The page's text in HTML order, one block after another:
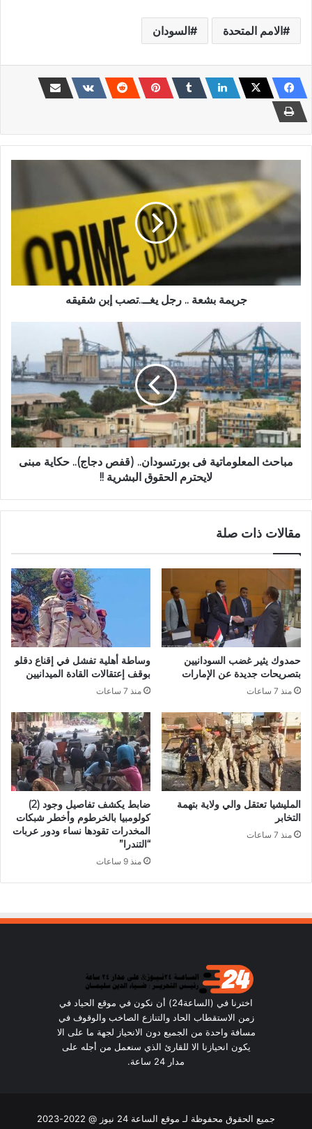
الامم المتحدة السودان
بشعة
..
رجل
يغــ..تصب
جريمة بشعة .. رجل يغــ..تصب إبن شقيقه
المعلوماتية
فى
بورتسودان..
(قفص
دجاج)..
حكاية
مبنى
لايحترم
الحقوق
مباحث المعلوماتية فى بورتسودان.. (قفص دجاج).. حكاية مبنى
لايحترم الحقوق البشرية !!
مقالات ذات صلة
حمدوك يثير غضب السودانيين
بتصريحات جديدة عن الإمارات
منذ 7 ساعات
وساطة أهلية تفشل في إقناع دقلو
بوقف إعتقالات القادة الميدانيين
منذ 7 ساعات
المليشيا تعتقل والي ولاية بتهمة
التخابر
منذ 7 ساعات
ضابط يكشف تفاصيل وجود (2)
كولومبيا بالخرطوم وأخطر شبكات
المخدرات تقودها نساء ودور عربات
“التندرا”
منذ 9 ساعات
اخترنا في (الساعة24) أن نكون في موقع الحياد في
زمن الاستقطاب الحاد والتنازع الصاخب والوقوف في
مسافة واحدة من الجميع دون الانحياز لجهة ما على الا
يكون انحيازنا الا للقارئ الذي سنعمل من أجله على
مدار 24 ساعة.
جميع الحقوق محفوظة لـ موقع الساعة 24 نيوز @ 2022-2023